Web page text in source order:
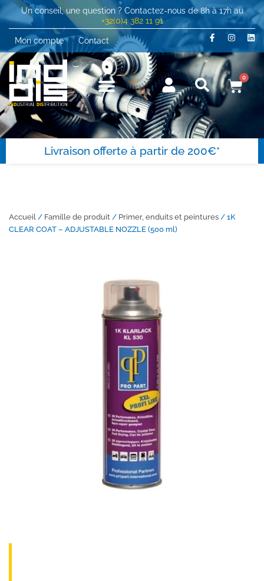
Un conseil, une question ? Contactez-nous de 8h à 17h au
+32(0)4 382 11 91
Mon compte
Contact
0
Livraison offerte à partir de 200€*
Accueil / Famille de produit / Primer, enduits et peintures / 1K
CLEAR COAT – ADJUSTABLE NOZZLE (500 ml)